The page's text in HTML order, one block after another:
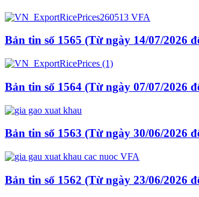
Bản tin số 1565 (Từ ngày 14/07/2026
Bản tin số 1564 (Từ ngày 07/07/2026
Bản tin số 1563 (Từ ngày 30/06/2026
Bản tin số 1562 (Từ ngày 23/06/2026